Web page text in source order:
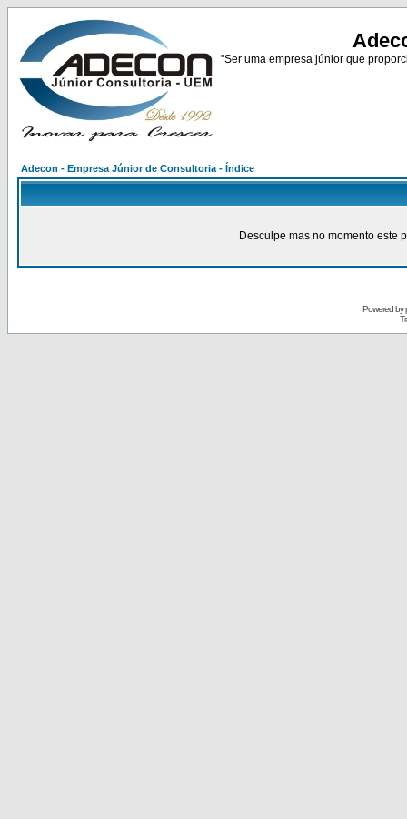
"Ser uma empresa júnior que
Adecon - Empresa Júnior de Consultoria - Índice
Desculpe mas no momento este
Powered by